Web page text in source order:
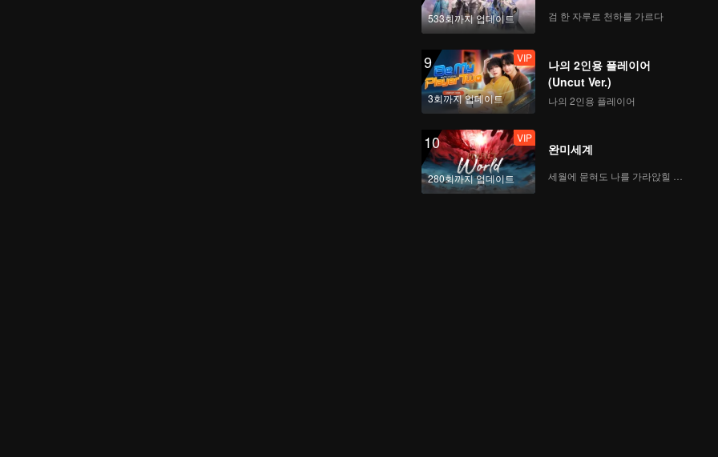
533회까지 업데이트 검 한 자루로 천하를 가르다
9
3회까지 업데이트
VIP
나의 2인용 플레이어
(Uncut Ver.)
나의 2인용 플레이어
10
280회까지 업데이트
VIP
완미세계